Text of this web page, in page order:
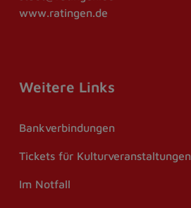
www.ratingen.de
Weitere Links
Bankverbindungen
Tickets für Kulturveranstaltungen
Im Notfall